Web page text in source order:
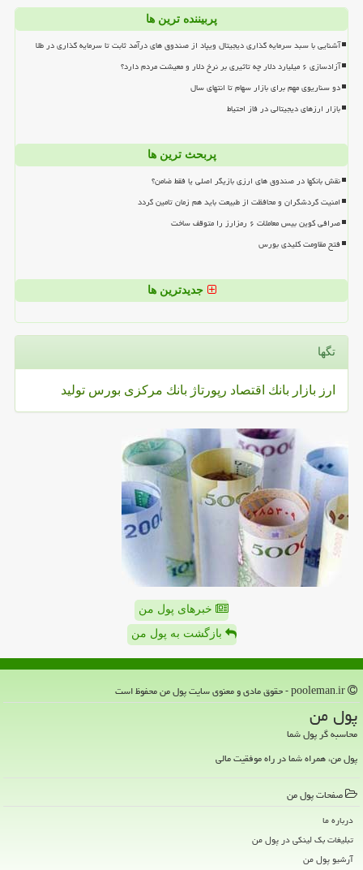
پربیننده ترین ها
آشنایی با سبد سرمایه گذاری دیجیتال ویپاد از صندوق های درآمد ثابت تا سرمایه گذاری در طلا
آزادسازی ۶ میلیارد دلار چه تاثیری بر نرخ دلار و معیشت مردم دارد؟
دو سناریوی مهم برای بازار سهام تا انتهای سال
بازار ارزهای دیجیتالی در فاز احتیاط
پربحث ترین ها
نقش بانکها در صندوق های ارزی بازیگر اصلی یا فقط ضامن؟
امنیت گردشگران و محافظت از طبیعت باید هم زمان تامین گردد
صرافی کوین بیس معاملات ۶ رمزارز را متوقف ساخت
فتح مقاومت کلیدی بورس
جدیدترین ها
تگها
ارز بازار بانك اقتصاد رپورتاژ بانك مركزی بورس تولید
خبرهای پول من
بازگشت به پول من
پول من
محاسبه گر پول شما
پول من، همراه شما در راه موفقیت مالی
صفحات پول من
درباره ما
تبلیغات بک لینکی در پول من
آرشیو پول من